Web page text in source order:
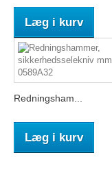
Læg i kurv
Redningsham...
Læg i kurv